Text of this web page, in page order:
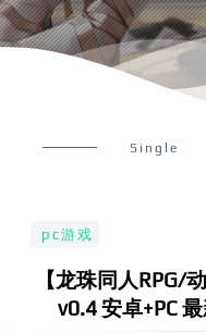
Single
pc游戏
【龙珠同人RPG/
v0.4 安卓+PC